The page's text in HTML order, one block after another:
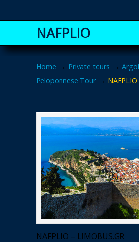
NAFPLIO
Home → Private tours →
Peloponnese Tour→ NAFPLIO
NAFPLIO – LIMOBUS.GR